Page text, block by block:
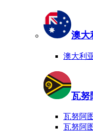
澳大
澳大利
瓦努
瓦努阿
瓦努阿